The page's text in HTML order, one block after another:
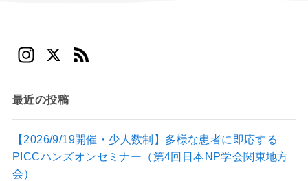
In
a
gr
a
m
X
d
最近の投稿
【2026/9/19開催・少人数制】多様な患者に即応する
PICCハンズオンセミナー（第4回日本NP学会関東地方
会）